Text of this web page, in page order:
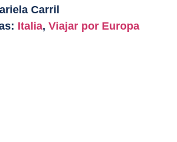
Carril
Italia, Viajar por Europa